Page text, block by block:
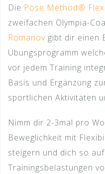
Die Pose Method®
zweifachen Olympia-
Romanov gibt dir einen
Übungsprogramm
vor jedem Training
Basis und Ergänzung
sportlichen Aktivitäten
Nimm dir 2-3mal pro
Beweglichkeit mit
steigern und dich so
Trainingsbelastungen